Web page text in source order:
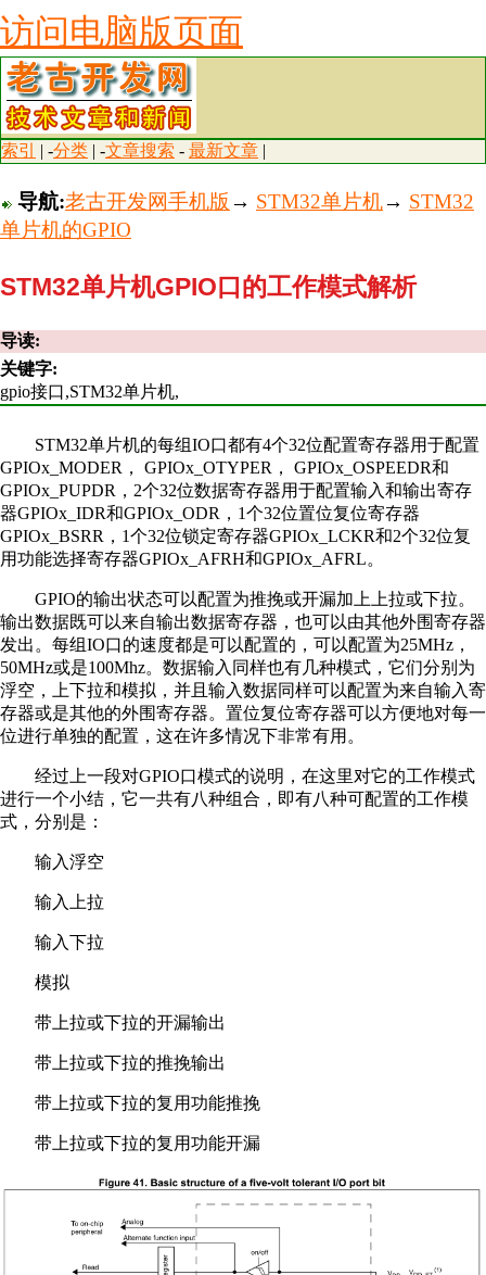
访问电脑版页面
索引 | -分类 | -文章搜索 - 最新文章 |
导航:老古开发网手机版 → STM32单片机→ STM32
单片机的GPIO
STM32单片机GPIO口的工作模式解析
导读:
关键字:
gpio接口,STM32单片机,
STM32单片机的每组IO口都有4个32位配置寄存器用于配置
GPIOx_MODER， GPIOx_OTYPER， GPIOx_OSPEEDR和
GPIOx_PUPDR，2个32位数据寄存器用于配置输入和输出寄存
器GPIOx_IDR和GPIOx_ODR，1个32位置位复位寄存器
GPIOx_BSRR，1个32位锁定寄存器GPIOx_LCKR和2个32位复
用功能选择寄存器GPIOx_AFRH和GPIOx_AFRL。
GPIO的输出状态可以配置为推挽或开漏加上上拉或下拉。
输出数据既可以来自输出数据寄存器，也可以由其他外围寄存器
发出。每组IO口的速度都是可以配置的，可以配置为25MHz，
50MHz或是100Mhz。数据输入同样也有几种模式，它们分别为
浮空，上下拉和模拟，并且输入数据同样可以配置为来自输入寄
存器或是其他的外围寄存器。置位复位寄存器可以方便地对每一
位进行单独的配置，这在许多情况下非常有用。
经过上一段对GPIO口模式的说明，在这里对它的工作模式
进行一个小结，它一共有八种组合，即有八种可配置的工作模
式，分别是：
输入浮空
输入上拉
输入下拉
模拟
带上拉或下拉的开漏输出
带上拉或下拉的推挽输出
带上拉或下拉的复用功能推挽
带上拉或下拉的复用功能开漏